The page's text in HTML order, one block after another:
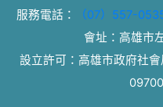
服務電話： （07）557-
會址：高雄市
設立許可：高雄市政府社